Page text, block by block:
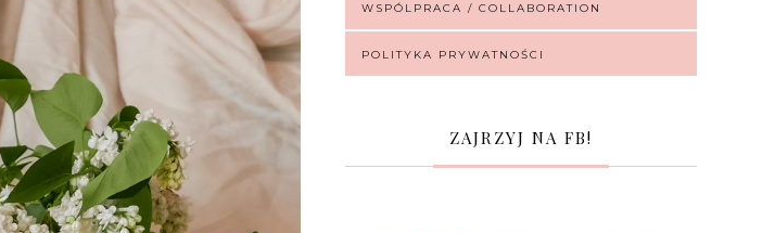
WSPÓLPRACA / COLLABORATION
POLITYKA PRYWATNOŚCI
ZAJRZYJ NA FB!